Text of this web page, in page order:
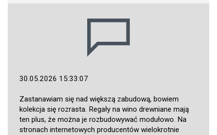
30.05.2026 15:33:07
Zastanawiam się nad większą zabudową, bowiem
kolekcja się rozrasta. Regały na wino drewniane mają
ten plus, że można je rozbudowywać modułowo. Na
stronach internetowych producentów wielokrotnie